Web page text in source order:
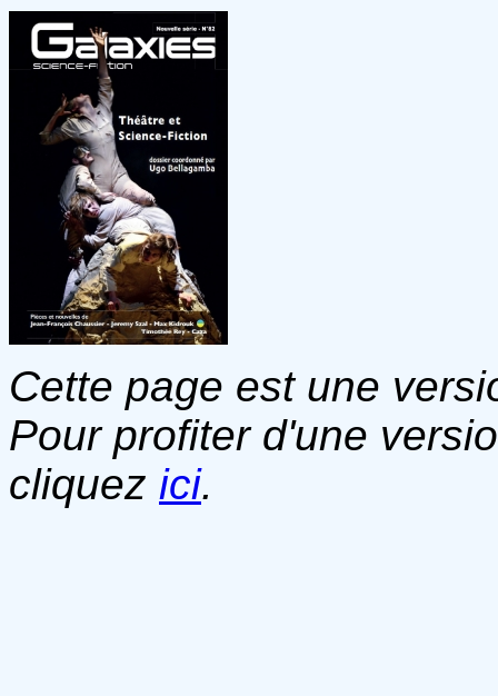
Cette page est une
Pour profiter d'une
cliquez ici.